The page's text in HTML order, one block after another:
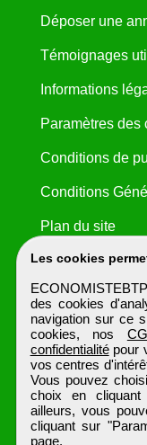
Les cookies
des cookies
navigation sur ce
cookies, nos
confidentialitépour
vos centres
Vous pouvez
choix en
ailleurs, vous
cliquant sur
page.
Déposer une
Témoignages
Informations
Paramètres des
Conditions de
Conditions
Plan du site